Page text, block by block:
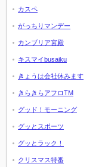
カスペ
がっちりマンデー
カンブリア宮殿
キスマイbusaiku
きょうは会社休みます
きらきらアフロTM
グッド！モーニング
グッとスポーツ
グッとラック！
クリスマス特番